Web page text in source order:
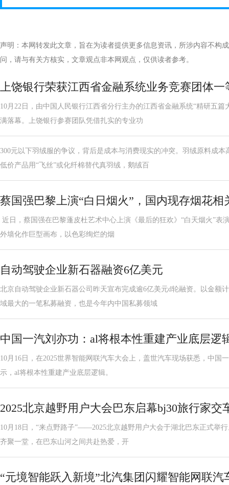
声明：本网转发此文章，旨在为读者提供更多信息资讯，所涉内容不构
问，请与有关方核实，文章观点非本网观点，仅供读者参考。
上饶银行荣获江西省金融系统业务竞赛团体一
10月22日，由中国人民银行江西省分行主办的江西省金融系统“精研五
满落幕。上饶银行参赛团队凭借扎实的专业功
300元以下羽绒服的争议，背后是成本与消费现实的冲突。羽绒原料成
低价产品用“飞丝”或化纤棉替代真羽绒，鹅绒百
蔡国强巴黎上演“白日烟火”，国内现存烟花相
近日，蔡国强在巴黎蓬皮杜艺术中心上演《最后的狂欢》“白天烟火”表
外墙化作巨型画布，以色彩绚烂的烟
自动驾驶企业新石器融资6亿美元
北京自动驾驶企业新石器公司昨天宣布完成逾6亿美元d轮融资。以金额
域最大的一笔私募融资，也是今年内中国私募领域
中国一汽刘亦功：al将根本性重建产业底层逻
10月16日，在2025世界智能网联汽车大会上，盖世汽车现场获悉，中国
示，al将根本性重建产业底层逻辑。
2025北京越野用户大会巴东启幕bj30旅行家交
10月18日，“来点野路子”——2025北京越野用户大会于湖北巴东正式举
齐聚一堂，在巴东山河之间共赴热爱，开
“元境智能跃入新境”北汽集团闪耀智能网联汽